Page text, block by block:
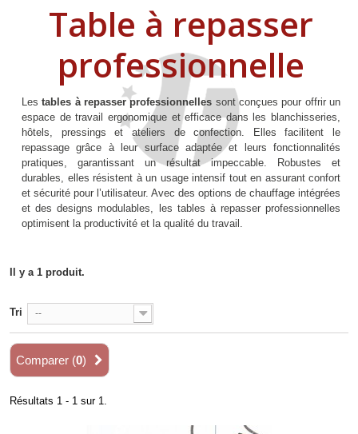
Table à repasser
professionnelle
Lestables à repasser professionnelles sont conçues pour offrir un
espace de travail ergonomique et efficace dans les blanchisseries,
hôtels, pressings et ateliers de confection. Elles facilitent le
repassage grâce à leur surface adaptée et leurs fonctionnalités
pratiques, garantissant un résultat impeccable. Robustes et
durables, elles résistent à un usage intensif tout en assurant confort
et sécurité pour l’utilisateur. Avec des options de chauffage intégrées
et des designs modulables, les tables à repasser professionnelles
optimisent la productivité et la qualité du travail.
Il y a 1 produit.
Tri --
Comparer (0)
Résultats 1 - 1 sur 1.